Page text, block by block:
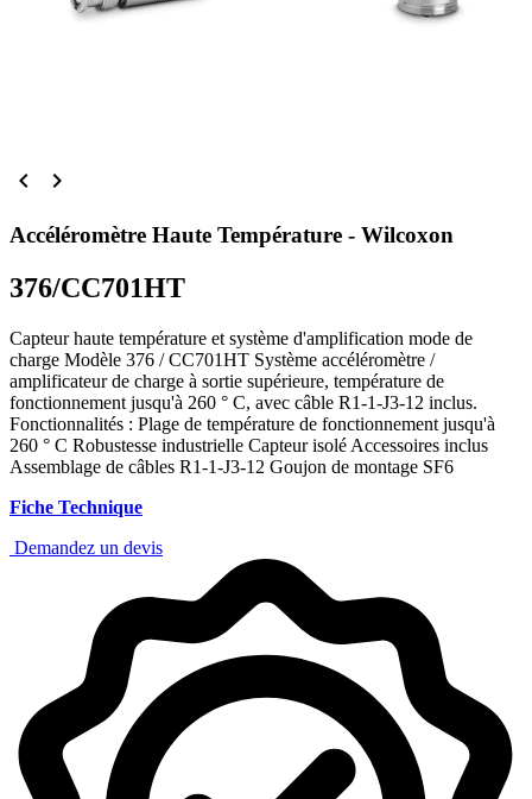
 
Accéléromètre Haute Température - Wilcoxon
376/CC701HT
Capteur haute température et système d'amplification mode de
charge Modèle 376 / CC701HT Système accéléromètre /
amplificateur de charge à sortie supérieure, température de
fonctionnement jusqu'à 260 ° C, avec câble R1-1-J3-12 inclus.
Fonctionnalités : Plage de température de fonctionnement jusqu'à
260 ° C Robustesse industrielle Capteur isolé Accessoires inclus
Assemblage de câbles R1-1-J3-12 Goujon de montage SF6
Fiche Technique
Demandez un devis